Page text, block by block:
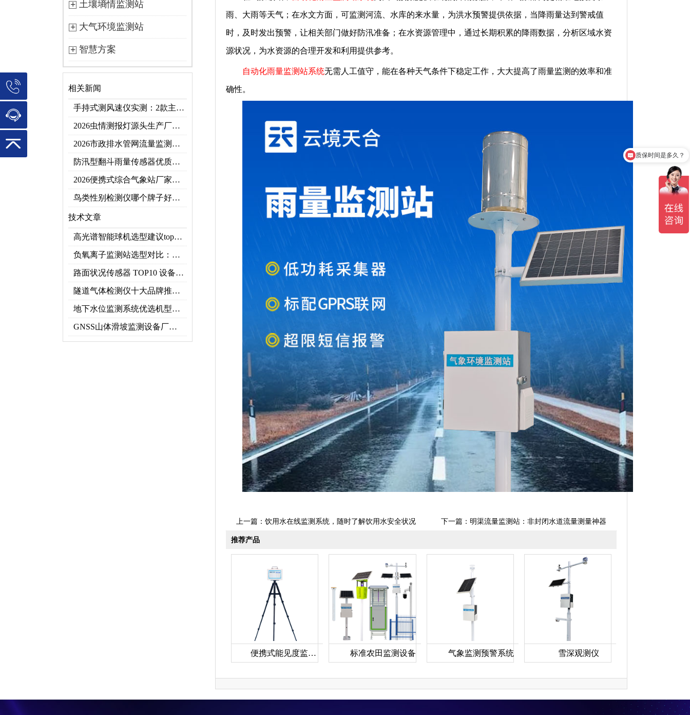
土壤墒情监测站
大气环境监测站
智慧方案
相关新闻
手持式测风速仪实测：2款主流型号参数对比+3类应用场景
2026虫情测报灯源头生产厂家优选推荐：云境天合
2026市政排水管网流量监测系统top10推荐榜：高精度+多维度监测管网环境
防汛型翻斗雨量传感器优质厂家 TOP5 榜首
2026便携式综合气象站厂家排行！应急临时建站首选双品牌
鸟类性别检测仪哪个牌子好？2026禽类性别快速鉴别设备品牌推荐
技术文章
高光谱智能球机选型建议top推荐（附参数表）
负氧离子监测站选型对比：云境天合 TH-FZ5 与天蔚 TW-FZ4 推荐
路面状况传感器 TOP10 设备推荐榜单
隧道气体检测仪十大品牌推荐榜单（2026行业TOP10）
地下水位监测系统优选机型：TH-DSW2深井地下水智能在线监测解决方案
GNSS山体滑坡监测设备厂家实力排行｜2026地质灾害监测优选
雨、大雨等天气；在水文方面，可监测河流、水库的来水量，为洪水预警提供依据，当降雨量达到警戒值
时，及时发出预警，让相关部门做好防汛准备；在水资源管理中，通过长期积累的降雨数据，分析区域水资
源状况，为水资源的合理开发和利用提供参考。
自动化雨量监测站系统无需人工值守，能在各种天气条件下稳定工作，大大提高了雨量监测的效率和准
确性。
上一篇： 饮用水在线监测系统，随时了解饮用水安全状况 下一篇： 明渠流量监测站：非封闭水道流量测量神器
推荐产品
便携式能见度监测仪 标准农田监测设备 气象监测预警系统 雪深观测仪
产品有检测证书吗？
质保时间是多久？